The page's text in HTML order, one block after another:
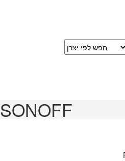
SONOFF